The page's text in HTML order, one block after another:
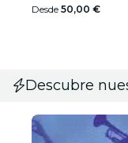
Desde 50,00 €
Descubre